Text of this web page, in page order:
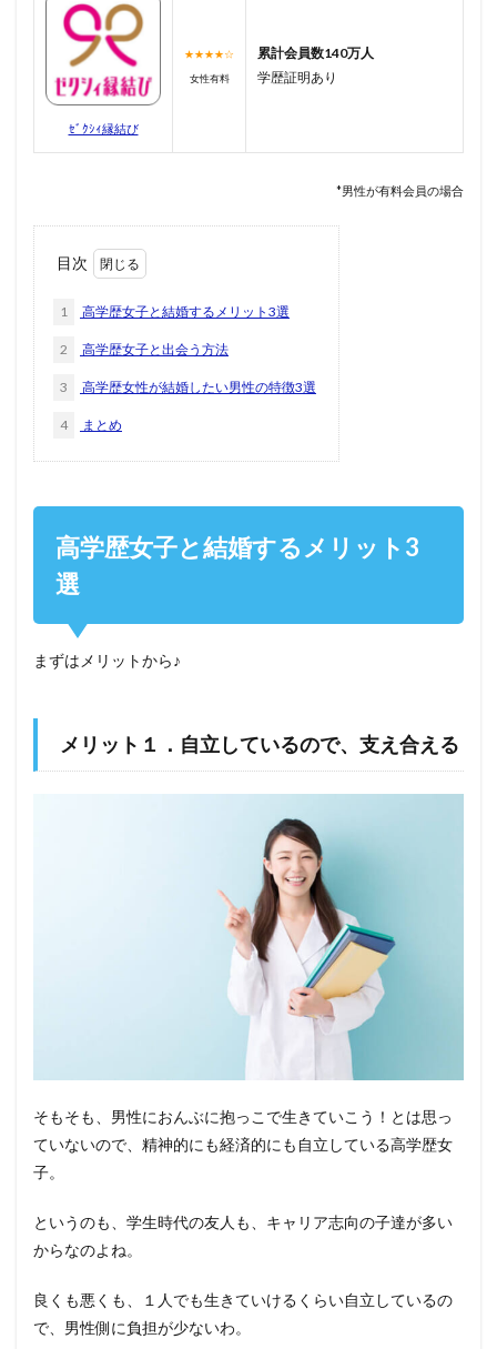
ｾﾞｸｼｨ縁結び
★★★★☆
女性有料
累計会員数140万人
学歴証明あり
*男性が有料会員の場合
目次
1 高学歴女子と結婚するメリット3選
2 高学歴女子と出会う方法
3 高学歴女性が結婚したい男性の特徴3選
4 まとめ
高学歴女子と結婚するメリット3
選
まずはメリットから♪
メリット１．自立しているので、支え合える
そもそも、男性におんぶに抱っこで生きていこう！とは思っ
ていないので、精神的にも経済的にも自立している高学歴女
子。
というのも、学生時代の友人も、キャリア志向の子達が多い
からなのよね。
良くも悪くも、１人でも生きていけるくらい自立しているの
で、男性側に負担が少ないわ。